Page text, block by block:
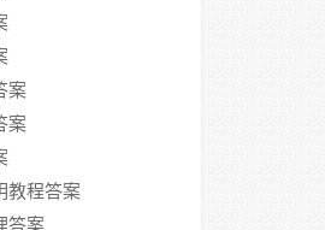
案
案
教程答案
答案